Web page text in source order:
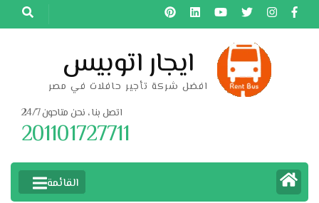
تخطى
إلى
ايجار اتوبيس
افضل شركة تأجير حافلات في مصر
اتصل بنا ، نحن متاحون 24/7
201101727711
القائمة